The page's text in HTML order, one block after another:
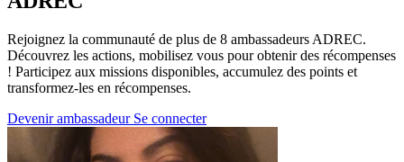
Rejoignez la communauté de plus de 8 ambassadeurs ADREC.
Découvrez les actions, mobilisez vous pour obtenir des récompenses
! Participez aux missions disponibles, accumulez des points et
transformez-les en récompenses.
Devenir ambassadeur Se connecter